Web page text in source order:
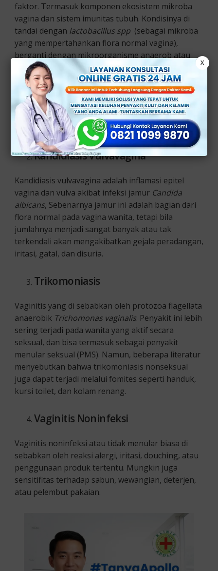
faktor. Termasuk komponen ekosistem mikroba
vagina dan sistem imunitas tubuh. Kondisinya di
tandai dengan lactobacillus spp (sebagai mikroba
yang mempertahankan flora normal vagina),
berganti dengan mikroorganisme anaerob atau
gram negatif seperti:
Gardnerella vaginalis
Prevotella bivia
Peptostreptococcus
Bacteroides spp
Kandidiasis Vulvavagina
Kandidiasis vulvavagina adalah inflamasi epitel
vagina dan vulva akibat infeksi jamur Candida
albicans, Sebenarnya jamur ini adalah bagian dari
flora normal pada vagina wanita, tetapi bila
jumlahnya menjadi sangat banyak atau tak
terkendali akan mengakibatkan gejala peradangan,
iritasi, gatal, dan disuria.
Trikomoniasis
Vaginitis yang di sebabkan oleh protozoa flagellata
anaerobik Trichomonas vaginalis. Penyakit ini lebih
sering terjadi pada wanita yang aktif secara
seksual, dan bisa termasuk sebagai penyakit
menular seksual (PMS). Namun, beberapa literatur
menyebutkan bahwa trikomoniasis nonseksual
juga dapat terjadi melalui fomites seperti handuk,
kursi toilet, dan kolam renang.
Vaginitis Noninfeksi
Vaginitis noninfeksi atau tidak menular biasa di
sebabkan oleh reaksi alergi, iritasi, douching, atau
penggunaan produk tertentu. Mungkin juga
sensitifitas terhadap sabun, wewangian, deterjen,
atau pelembut pakaian.
X